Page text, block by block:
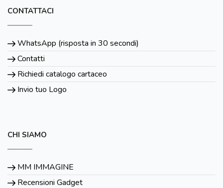
CONTATTACI
WhatsApp (risposta in 30 secondi)
Contatti
Richiedi catalogo cartaceo
Invio tuo Logo
CHI SIAMO
MM IMMAGINE
Recensioni Gadget